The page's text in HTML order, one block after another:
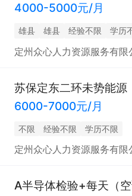
4000-5000元/月
雄县 雄县 经验不限 学历
定州众心人力资源服务有限
苏保定东二环未势能源
6000-7000元/月
不限 经验不限 学历不限
定州众心人力资源服务有限
A半导体检验+每天（空